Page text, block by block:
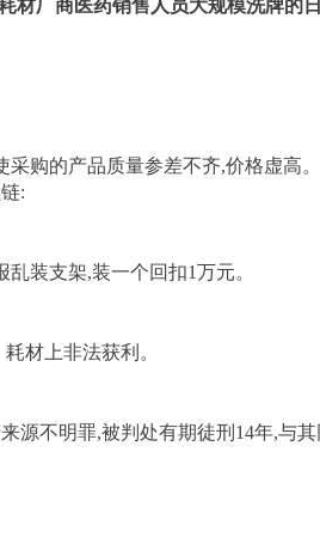
材厂商医药销售人员大规模洗牌的
购的产品质量参差不齐,价格虚高
:
装支架,装一个回扣1万元。
材上非法获利。
源不明罪,被判处有期徒刑14年,与